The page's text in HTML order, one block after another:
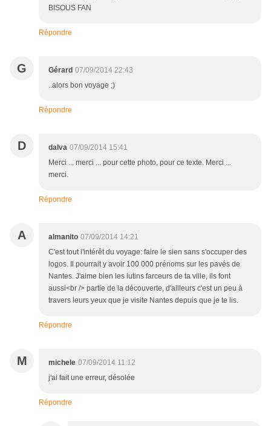
BISOUS FAN
Répondre
G Gérard 07/09/2014 22:43
..alors bon voyage ;)
Répondre
D dalva 07/09/2014 15:41
Merci ... merci ... pour cette photo, pour ce texte. Merci ...
merci.
Répondre
A almanito 07/09/2014 14:21
C'est tout l'intérêt du voyage: faire le sien sans s'occuper des
logos. Il pourrait y avoir 100 000 prénoms sur les pavés de
Nantes. J'aime bien les lutins farceurs de ta ville, ils font
aussi<br /> partie de la découverte, d'ailleurs c'est un peu à
travers leurs yeux que je visite Nantes depuis que je te lis.
Répondre
M michele 07/09/2014 11:12
j'ai fait une erreur, désolée
Répondre